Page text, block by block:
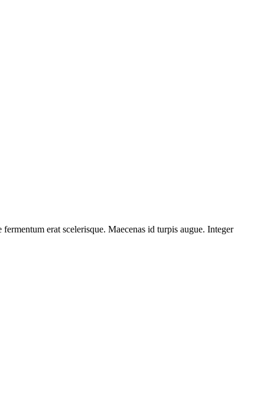
erat scelerisque. Maecenas id turpis augue. Integer